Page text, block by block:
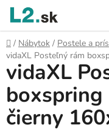
Prejsť
obsah
Domov
/ Nábytok / Postele a
vidaXL Posteľný rám
vidaXL
boxspring
čierny